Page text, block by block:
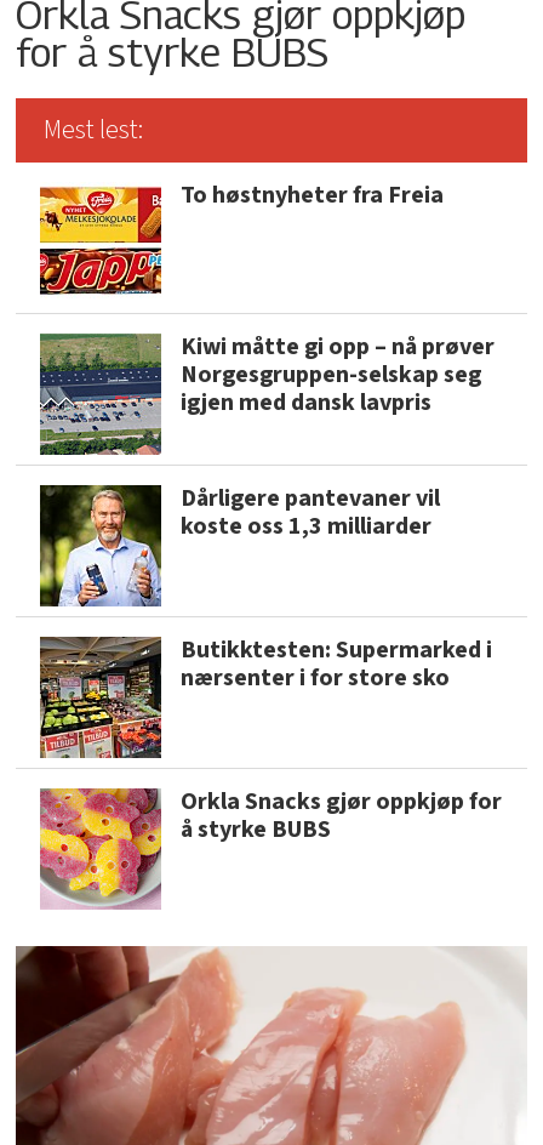
Orkla Snacks gjør oppkjøp
for å styrke BUBS
Mest lest:
To høstnyheter fra Freia
Kiwi måtte gi opp – nå prøver
Norgesgruppen-selskap seg
igjen med dansk lavpris
Dårligere pantevaner vil
koste oss 1,3 milliarder
Butikktesten: Supermarked i
nærsenter i for store sko
Orkla Snacks gjør oppkjøp for
å styrke BUBS